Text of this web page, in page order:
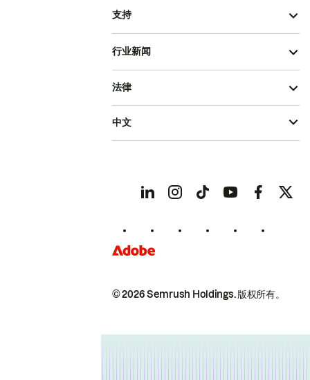
支持
行业新闻
© 2026 Semrush Holdings.版权所有。
法律
中文